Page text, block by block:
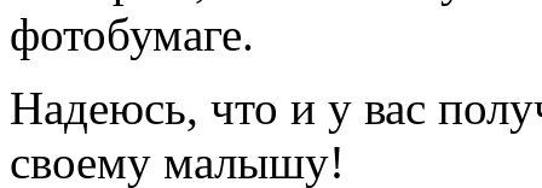
фотобумаге.
Надеюсь, что и у вас
своему малышу!